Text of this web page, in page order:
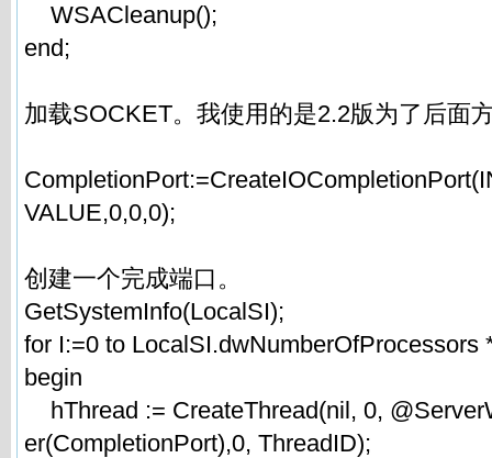
WSACleanup();
end;
加载SOCKET。我使用的是2.2版为了后面
VALUE,0,0,0);
创建一个完成端口。
GetSystemInfo(LocalSI);
for I:=0 to LocalSI.dwNumberOfProcessors
begin
hThread := CreateThread(nil, 0,
er(CompletionPort),0, ThreadID);